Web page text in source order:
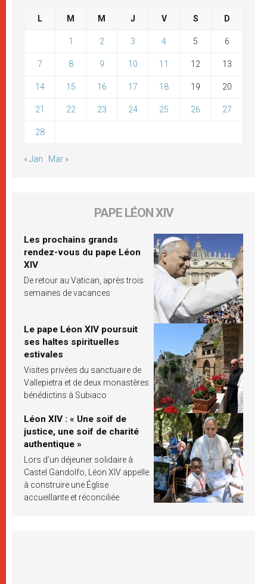
L M M J V S D
1 2 3 4 5 6
7 8 9 10 11 12 13
14 15 16 17 18 19 20
21 22 23 24 25 26 27
28
« Jan Mar »
PAPE LÉON XIV
Les prochains grands
rendez-vous du pape Léon
XIV
De retour au Vatican, après trois
semaines de vacances
Le pape Léon XIV poursuit
ses haltes spirituelles
estivales
Visites privées du sanctuaire de
Vallepietra et de deux monastères
bénédictins à Subiaco
Léon XIV : « Une soif de
justice, une soif de charité
authentique »
Lors d’un déjeuner solidaire à
Castel Gandolfo, Léon XIV appelle
à construire une Église
accueillante et réconciliée